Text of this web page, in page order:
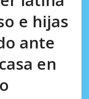
e hijas
ante
en